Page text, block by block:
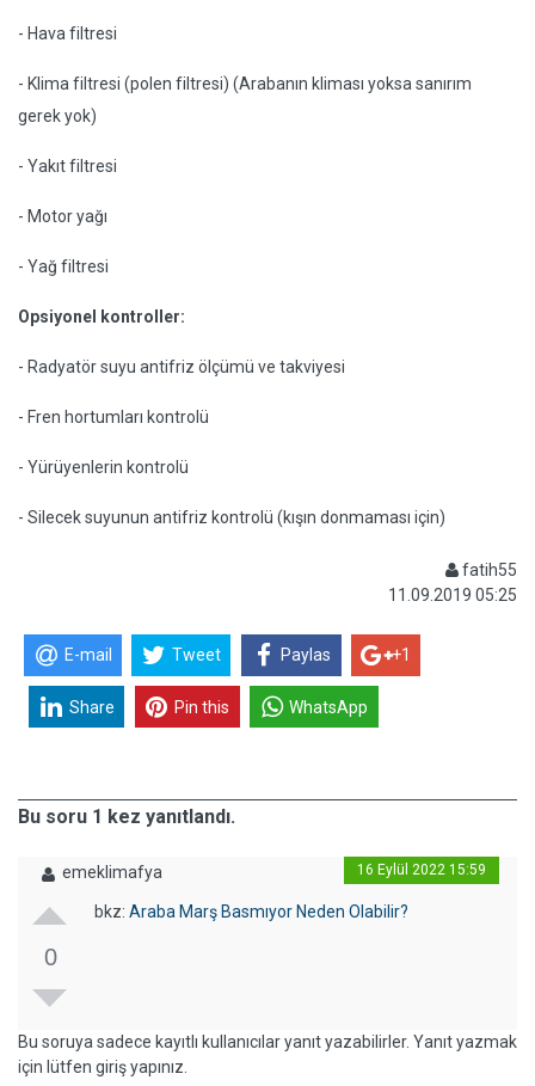
- Hava filtresi
- Klima filtresi (polen filtresi) (Arabanın kliması yoksa sanırım
gerek yok)
- Yakıt filtresi
- Motor yağı
- Yağ filtresi
Opsiyonel kontroller:
- Radyatör suyu antifriz ölçümü ve takviyesi
- Fren hortumları kontrolü
- Yürüyenlerin kontrolü
- Silecek suyunun antifriz kontrolü (kışın donmaması için)
fatih55
11.09.2019 05:25
E-mail Tweet Paylas +1
Share Pin this WhatsApp
Bu soru 1 kez yanıtlandı.
emeklimafya 16 Eylül 2022 15:59
0
bkz: Araba Marş Basmıyor Neden Olabilir?
Bu soruya sadece kayıtlı kullanıcılar yanıt yazabilirler. Yanıt yazmak
için lütfen giriş yapınız.